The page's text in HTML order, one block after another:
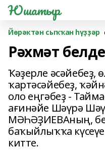
Юшатыр
Йөрәктән сыҡҡан һүҙҙәр
Рәхмәт
Ҡәҙерле әсәйебеҙ,
ҡартәсәйебеҙ,
оло еңгәбеҙ -
ағинәйе Шәүрә
МӘҺӘҘИЕВАның,
баҡыйлыҡҡа
китте.